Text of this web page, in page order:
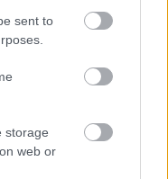
sent to
storage
web or
ktoré už máte